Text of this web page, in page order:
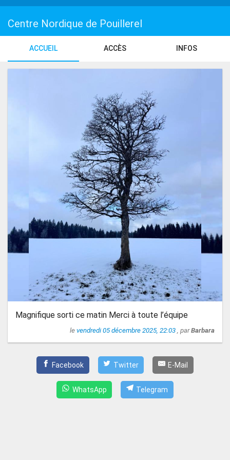
Centre Nordique de Pouillerel
ACCUEIL ACCÈS INFOS
Magnifique sorti ce matin Merci à toute l’équipe
le vendredi 05 décembre 2025, 22:03 , parBarbara
Facebook Twitter E-Mail
WhatsApp Telegram